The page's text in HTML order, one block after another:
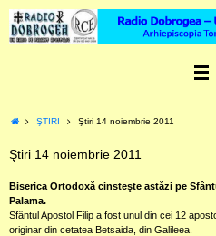
content
HomeŞTIRI Ştiri 14 noiembrie 2011
Ştiri 14 noiembrie 2011
Biserica Ortodoxă cinsteşte astăzi pe
Palama.
Sfântul Apostol Filip a fost unul din cei 12
originar din cetatea Betsaida, din Galileea.